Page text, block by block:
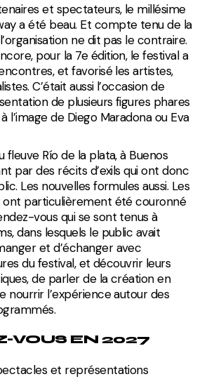
et spectateurs, le millésime
a été beau. Et compte tenu de la
ne dit pas le contraire.
pour la 7e édition, le festival a
et favorisé les artistes,
C’était aussi l’occasion de
de plusieurs figures phares
l’image de Diego Maradona ou Eva
fleuve Río de la plata, à Buenos
par des récits d’exils qui ont donc
Les nouvelles formules aussi. Les
ont particulièrement été couronné
vous qui se sont tenus à
dans lesquels le public avait
et d’échanger avec
du festival, et découvrir leurs
de parler de la création en
nourrir l’expérience autour des
VOUS EN 2027
et représentations